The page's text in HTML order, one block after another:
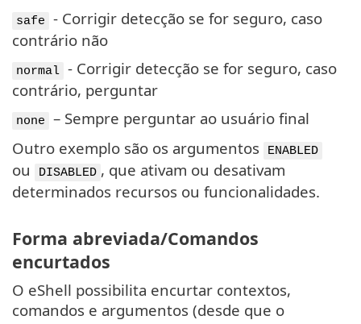
safe
- Corrigir detecção se for seguro, caso
contrário não
normal
- Corrigir detecção se for seguro, caso
contrário, perguntar
none
– Sempre perguntar ao usuário final
Outro exemplo são os argumentos
ENABLED
ou DISABLED , que ativam ou desativam
determinados recursos ou funcionalidades.
Forma abreviada/Comandos
encurtados
O eShell possibilita encurtar contextos,
comandos e argumentos (desde que o